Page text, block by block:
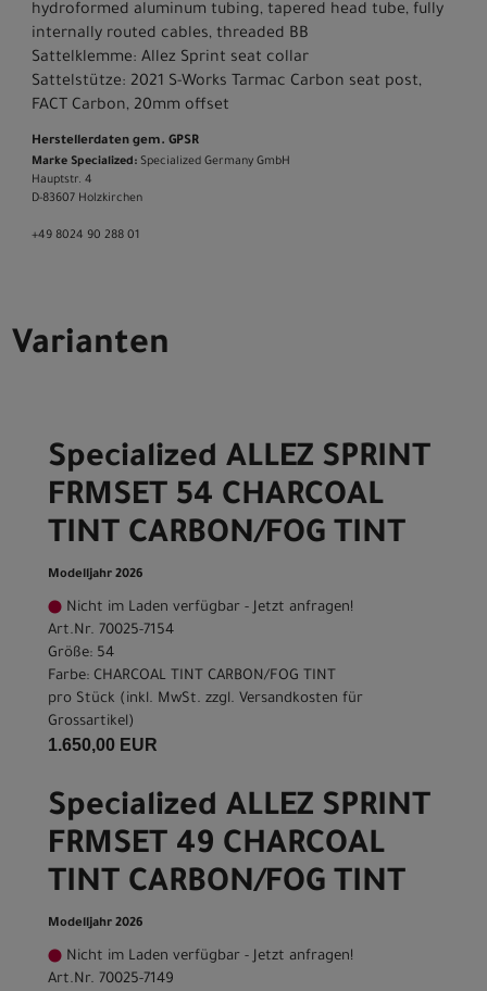
hydroformed aluminum tubing, tapered head tube, fully
internally routed cables, threaded BB
Sattelklemme: Allez Sprint seat collar
Sattelstütze: 2021 S-Works Tarmac Carbon seat post,
FACT Carbon, 20mm offset
Herstellerdaten gem. GPSR
Marke Specialized: Specialized Germany GmbH
Hauptstr. 4
D-83607 Holzkirchen
+49 8024 90 288 01
Varianten
Specialized ALLEZ SPRINT
FRMSET 54 CHARCOAL
TINT CARBON/FOG TINT
Modelljahr 2026
Nicht im Laden verfügbar - Jetzt anfragen!
Art.Nr. 70025-7154
Größe: 54
Farbe: CHARCOAL TINT CARBON/FOG TINT
pro Stück (inkl. MwSt. zzgl. Versandkosten für
Grossartikel)
1.650,00 EUR
Specialized ALLEZ SPRINT
FRMSET 49 CHARCOAL
TINT CARBON/FOG TINT
Modelljahr 2026
Nicht im Laden verfügbar - Jetzt anfragen!
Art.Nr. 70025-7149